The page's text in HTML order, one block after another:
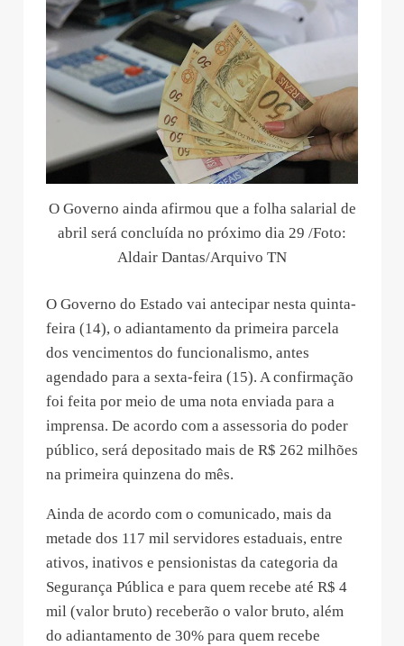
O Governo ainda afirmou que a folha salarial de
abril será concluída no próximo dia 29 /Foto:
Aldair Dantas/Arquivo TN
O Governo do Estado vai antecipar nesta quinta-
feira (14), o adiantamento da primeira parcela
dos vencimentos do funcionalismo, antes
agendado para a sexta-feira (15). A confirmação
foi feita por meio de uma nota enviada para a
imprensa. De acordo com a assessoria do poder
público, será depositado mais de R$ 262 milhões
na primeira quinzena do mês.
Ainda de acordo com o comunicado, mais da
metade dos 117 mil servidores estaduais, entre
ativos, inativos e pensionistas da categoria da
Segurança Pública e para quem recebe até R$ 4
mil (valor bruto) receberão o valor bruto, além
do adiantamento de 30% para quem recebe